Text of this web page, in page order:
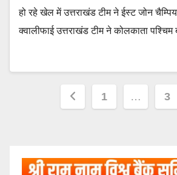
हो रहे खेल में उत्तराखंड टीम ने ईस्ट जोन
क्वालीफाई उत्तराखंड टीम ने कोलकाता
Posts
1 … 3